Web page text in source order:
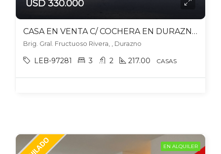
USD 330.000
CASA EN VENTA C/ COCHERA EN DURAZNO
Brig. Gral. Fructuoso Rivera, , Durazno
LEB-97281 3 2 217.00 CASAS
EN ALQUILER